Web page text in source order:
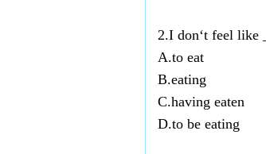
2.I don‘t feel like
A.to eat
B.eating
C.having eaten
D.to be eating